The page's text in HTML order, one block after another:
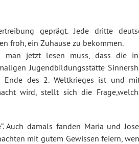
geprägt. Jede dritte
froh, ein Zuhause zu bekommen.
man jetzt lesen muss, dass die
Jugendbildungsstätte
Ende des 2. Weltkrieges ist und
wird, stellt sich die
Auch damals fanden Maria und
mit gutem Gewissen feiern,